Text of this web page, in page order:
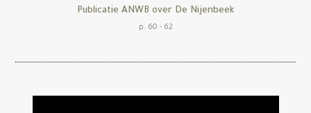
Publicatie ANWB over De Nijenbeek
p. 60 - 62